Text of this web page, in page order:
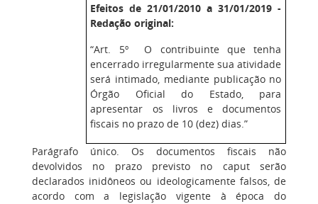
Efeitos de 21/01/2010 a 31/01/2019 -
Redação original:
“Art. 5º O contribuinte que tenha
encerrado irregularmente sua atividade
será intimado, mediante publicação no
Órgão Oficial do Estado, para
apresentar os livros e documentos
fiscais no prazo de 10 (dez) dias.”
Parágrafo único. Os documentos fiscais não
devolvidos no prazo previsto no caput serão
declarados inidôneos ou ideologicamente falsos, de
acordo com a legislação vigente à época do